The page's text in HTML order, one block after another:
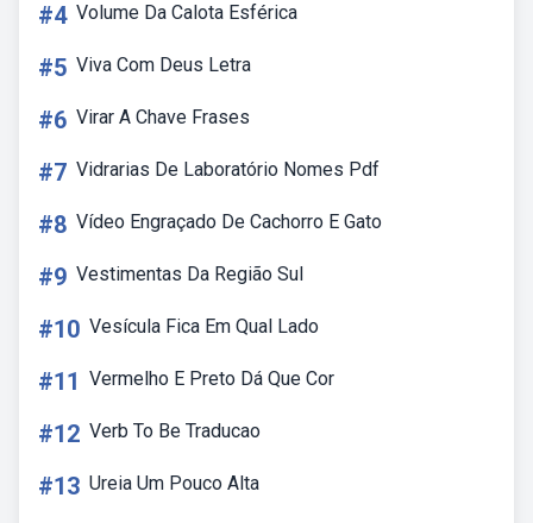
#4 Volume Da Calota Esférica
#5 Viva Com Deus Letra
#6 Virar A Chave Frases
#7 Vidrarias De Laboratório Nomes Pdf
#8 Vídeo Engraçado De Cachorro E Gato
#9 Vestimentas Da Região Sul
#10 Vesícula Fica Em Qual Lado
#11 Vermelho E Preto Dá Que Cor
#12 Verb To Be Traducao
#13 Ureia Um Pouco Alta